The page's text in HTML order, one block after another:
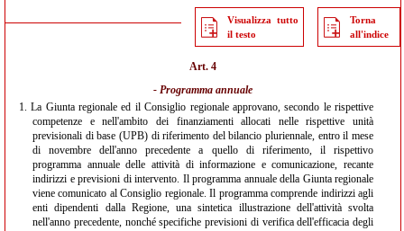
Visualizza tutto
il testo
Torna
all'indice
Art. 4
- Programma annuale
1. La Giunta regionale ed il Consiglio regionale approvano, secondo le rispettive
competenze e nell'ambito dei finanziamenti allocati nelle rispettive unità
previsionali di base (UPB) di riferimento del bilancio pluriennale, entro il mese
di novembre dell'anno precedente a quello di riferimento, il rispettivo
programma annuale delle attività di informazione e comunicazione, recante
indirizzi e previsioni di intervento. Il programma annuale della Giunta regionale
viene comunicato al Consiglio regionale. Il programma comprende indirizzi agli
enti dipendenti dalla Regione, una sintetica illustrazione dell'attività svolta
nell'anno precedente, nonché specifiche previsioni di verifica dell'efficacia degli